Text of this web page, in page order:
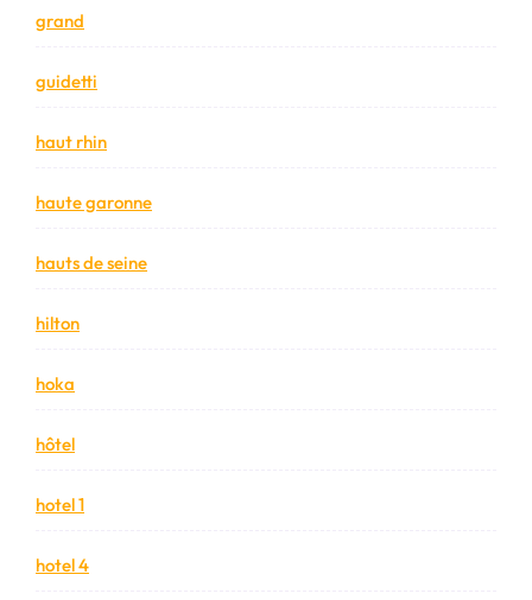
grand
guidetti
haut rhin
haute garonne
hauts de seine
hilton
hoka
hôtel
hotel 1
hotel 4